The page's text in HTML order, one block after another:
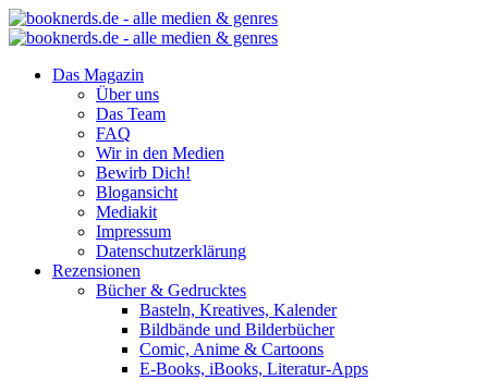
Das Magazin
Über uns
Das Team
FAQ
Wir in den Medien
Bewirb Dich!
Blogansicht
Mediakit
Impressum
Datenschutzerklärung
Rezensionen
Bücher & Gedrucktes
Basteln, Kreatives, Kalender
Bildbände und Bilderbücher
Comic, Anime & Cartoons
E-Books, iBooks, Literatur-Apps